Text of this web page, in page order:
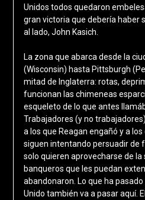
Unidos todos quedaron
gran victoria que debería haber
al lado, John Kasich.
La zona que abarca desde la
(Wisconsin) hasta Pittsburgh
mitad de Inglaterra: rotas,
funcionan las chimeneas
esqueleto de lo que antes
Trabajadores (y no
a los que Reagan engañó y a
siguen intentando persuadir de
solo quieren aprovecharse de
banqueros que les puedan
abandonaron. Lo que ha
Unido también va a pasar aquí.